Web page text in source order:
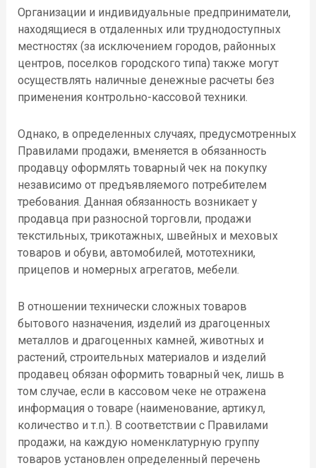
Организации и индивидуальные предприниматели,
находящиеся в отдаленных или труднодоступных
местностях (за исключением городов, районных
центров, поселков городского типа) также могут
осуществлять наличные денежные расчеты без
применения контрольно-кассовой техники.
Однако, в определенных случаях, предусмотренных
Правилами продажи, вменяется в обязанность
продавцу оформлять товарный чек на покупку
независимо от предъявляемого потребителем
требования. Данная обязанность возникает у
продавца при разносной торговли, продажи
текстильных, трикотажных, швейных и меховых
товаров и обуви, автомобилей, мототехники,
прицепов и номерных агрегатов, мебели.
В отношении технически сложных товаров
бытового назначения, изделий из драгоценных
металлов и драгоценных камней, животных и
растений, строительных материалов и изделий
продавец обязан оформить товарный чек, лишь в
том случае, если в кассовом чеке не отражена
информация о товаре (наименование, артикул,
количество и т.п.). В соответствии с Правилами
продажи, на каждую номенклатурную группу
товаров установлен определенный перечень